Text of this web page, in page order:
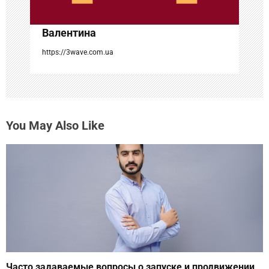
с
я
м
Валентина
https://3wave.com.ua
You May Also Like